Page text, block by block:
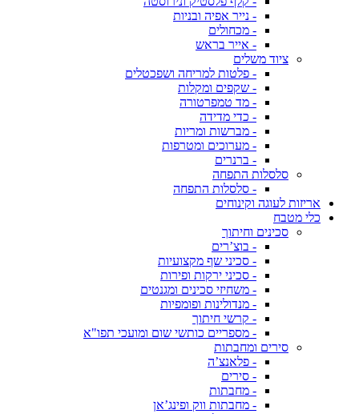
- נייר אפיה ובניות
- מכחולים
- אייר בראש
ציוד משלים
- פלטות למריחה ושפכטלים
- שקפים ומקלות
- מד טמפרטורה
- כדי מדידה
- מברשות ומריות
- מערוכים ומטרפות
- ברנרים
סלסלות התפחה
- סלסלות התפחה
אריזות לעוגה וקינוחים
כלי מטבח
סכינים וחיתוך
- בוצ’רים
- סכיני שף מקצועיות
- סכיני ירקות ופירות
- משחיזי סכינים ומגנטים
- מנדולינות ופומפיות
- קרשי חיתוך
- מספריים כותשי שום ומועכי תפו"א
סירים ומחבתות
- פלאנצ’ה
- סירים
- מחבתות
- מחבתות ווק ופינג’אן